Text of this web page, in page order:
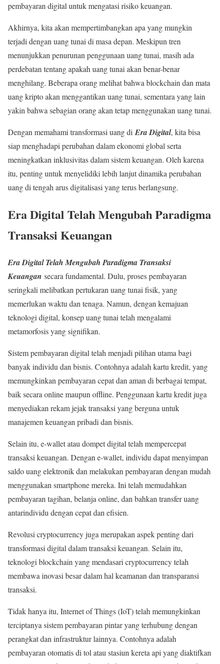
pembayaran digital untuk mengatasi risiko keuangan.
Akhirnya, kita akan mempertimbangkan apa yang mungkin
terjadi dengan uang tunai di masa depan. Meskipun tren
menunjukkan penurunan penggunaan uang tunai, masih ada
perdebatan tentang apakah uang tunai akan benar-benar
menghilang. Beberapa orang melihat bahwa blockchain dan mata
uang kripto akan menggantikan uang tunai, sementara yang lain
yakin bahwa sebagian orang akan tetap menggunakan uang tunai.
Dengan memahami transformasi uang di Era Digital, kita bisa
siap menghadapi perubahan dalam ekonomi global serta
meningkatkan inklusivitas dalam sistem keuangan. Oleh karena
itu, penting untuk menyelidiki lebih lanjut dinamika perubahan
uang di tengah arus digitalisasi yang terus berlangsung.
Era Digital Telah Mengubah Paradigma
Transaksi Keuangan
Era Digital Telah Mengubah Paradigma Transaksi
Keuangan secara fundamental. Dulu, proses pembayaran
seringkali melibatkan pertukaran uang tunai fisik, yang
memerlukan waktu dan tenaga. Namun, dengan kemajuan
teknologi digital, konsep uang tunai telah mengalami
metamorfosis yang signifikan.
Sistem pembayaran digital telah menjadi pilihan utama bagi
banyak individu dan bisnis. Contohnya adalah kartu kredit, yang
memungkinkan pembayaran cepat dan aman di berbagai tempat,
baik secara online maupun offline. Penggunaan kartu kredit juga
menyediakan rekam jejak transaksi yang berguna untuk
manajemen keuangan pribadi dan bisnis.
Selain itu, e-wallet atau dompet digital telah mempercepat
transaksi keuangan. Dengan e-wallet, individu dapat menyimpan
saldo uang elektronik dan melakukan pembayaran dengan mudah
menggunakan smartphone mereka. Ini telah memudahkan
pembayaran tagihan, belanja online, dan bahkan transfer uang
antarindividu dengan cepat dan efisien.
Revolusi cryptocurrency juga merupakan aspek penting dari
transformasi digital dalam transaksi keuangan. Selain itu,
teknologi blockchain yang mendasari cryptocurrency telah
membawa inovasi besar dalam hal keamanan dan transparansi
transaksi.
Tidak hanya itu, Internet of Things (IoT) telah memungkinkan
terciptanya sistem pembayaran pintar yang terhubung dengan
perangkat dan infrastruktur lainnya. Contohnya adalah
pembayaran otomatis di tol atau stasiun kereta api yang diaktifkan